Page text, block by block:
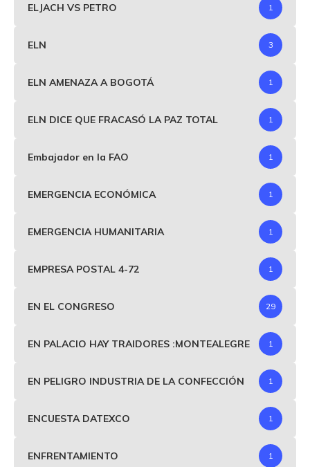
ELJACH VS PETRO 1
ELN 3
ELN AMENAZA A BOGOTÁ 1
ELN DICE QUE FRACASÓ LA PAZ TOTAL 1
Embajador en la FAO 1
EMERGENCIA ECONÓMICA 1
EMERGENCIA HUMANITARIA 1
EMPRESA POSTAL 4-72 1
EN EL CONGRESO 29
EN PALACIO HAY TRAIDORES :MONTEALEGRE 1
EN PELIGRO INDUSTRIA DE LA CONFECCIÓN 1
ENCUESTA DATEXCO 1
ENFRENTAMIENTO 1